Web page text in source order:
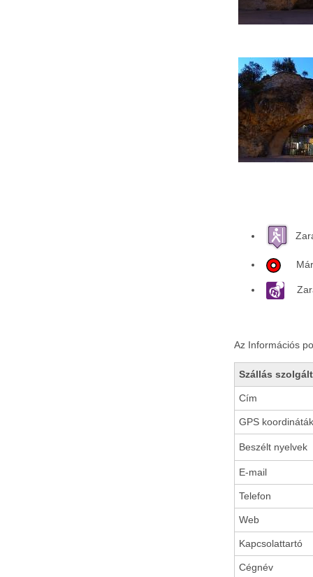
Az Információs
Szállás
Cím
GPS koordináták
Beszélt nyelvek
E-mail
Telefon
Web
Kapcsolattartó
Cégnév